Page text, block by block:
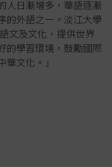
人日漸增多，華語逐漸
的外語之一。淡江大學
文及文化，提供世界
的學習環境，鼓勵國際
華文化。」